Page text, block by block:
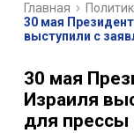
Главная
30 мая
выступили с
30 мая
Израиля
для прессы